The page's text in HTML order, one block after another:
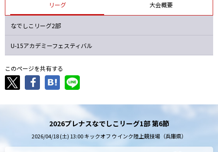
リーグ 大会概要
なでしこリーグ2部
U-15アカデミーフェスティバル
このページを共有する
2026プレナスなでしこリーグ1部 第6節
2026/04/18 (土) 13:00 キックオフ ウインク陸上競技場（兵庫県）